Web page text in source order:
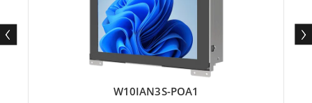
W10IAN3S-POA1